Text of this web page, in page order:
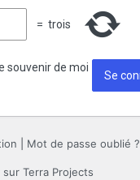
= trois
souvenir de moi
Mot de passe oublié ?
Terra Projects